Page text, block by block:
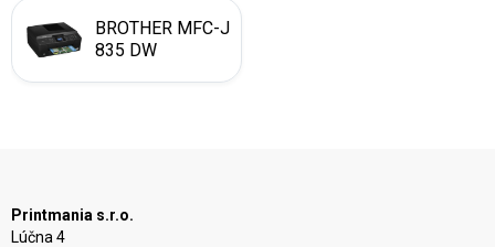
BROTHER MFC-J
835 DW
Printmania s.r.o.
Lúčna 4